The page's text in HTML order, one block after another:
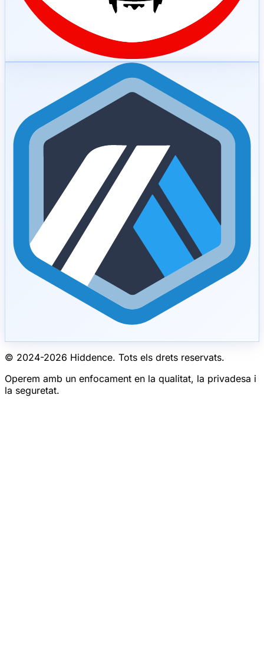
© 2024-2026 Hiddence. Tots els drets reservats.
Operem amb un enfocament en la qualitat, la privadesa i
la seguretat.